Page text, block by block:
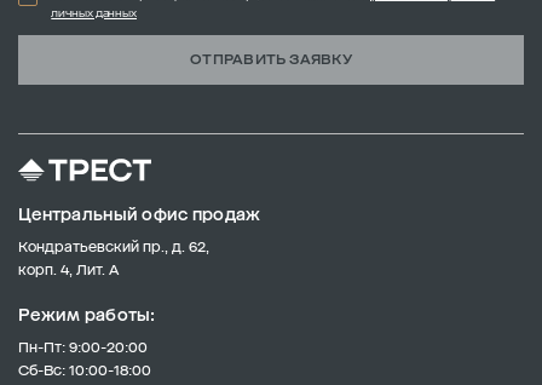
личных данных
ОТПРАВИТЬ ЗАЯВКУ
Центральный офис продаж
Кондратьевский пр., д. 62,
корп. 4, Лит. А
Режим работы:
Пн-Пт: 9:00-20:00
Сб-Вс: 10:00-18:00